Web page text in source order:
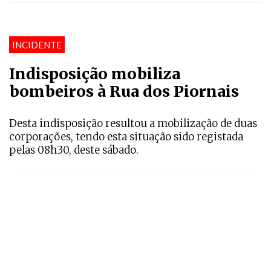
INCIDENTE
Indisposição mobiliza
bombeiros à Rua dos Piornais
Desta indisposição resultou a mobilização de duas
corporações, tendo esta situação sido registada
pelas 08h30, deste sábado.